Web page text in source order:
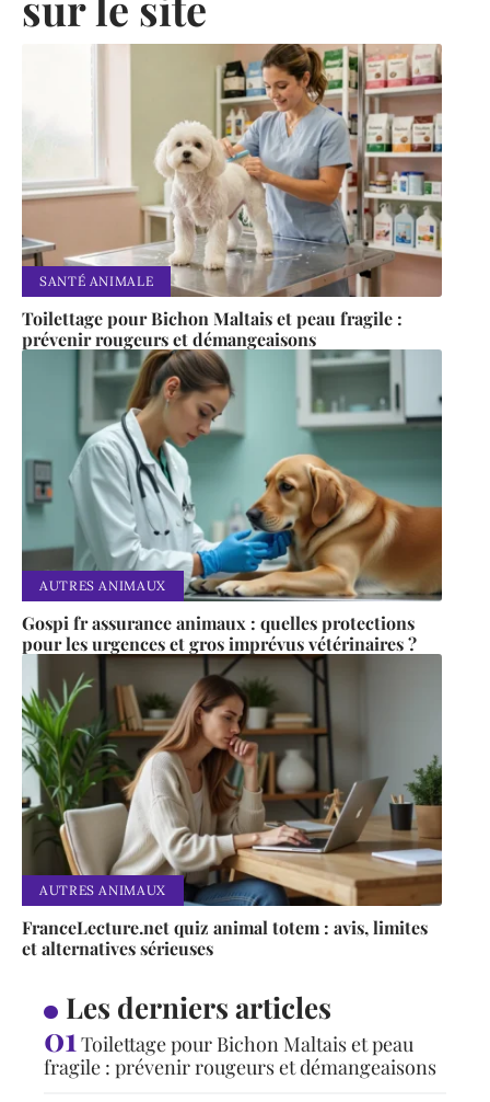
SANTÉ ANIMALE
Toilettage pour Bichon Maltais et peau fragile :
prévenir rougeurs et démangeaisons
AUTRES ANIMAUX
Gospi fr assurance animaux : quelles protections
pour les urgences et gros imprévus vétérinaires ?
AUTRES ANIMAUX
FranceLecture.net quiz animal totem : avis, limites
et alternatives sérieuses
Les derniers articles
Toilettage pour Bichon Maltais et peau
fragile : prévenir rougeurs et démangeaisons